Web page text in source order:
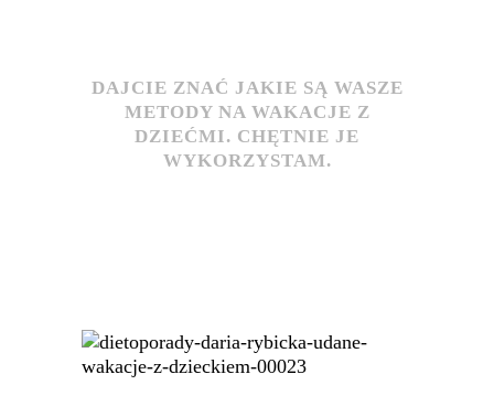
DAJCIE ZNAĆ JAKIE SĄ WASZE
METODY NA WAKACJE Z
DZIEĆMI. CHĘTNIE JE
WYKORZYSTAM.